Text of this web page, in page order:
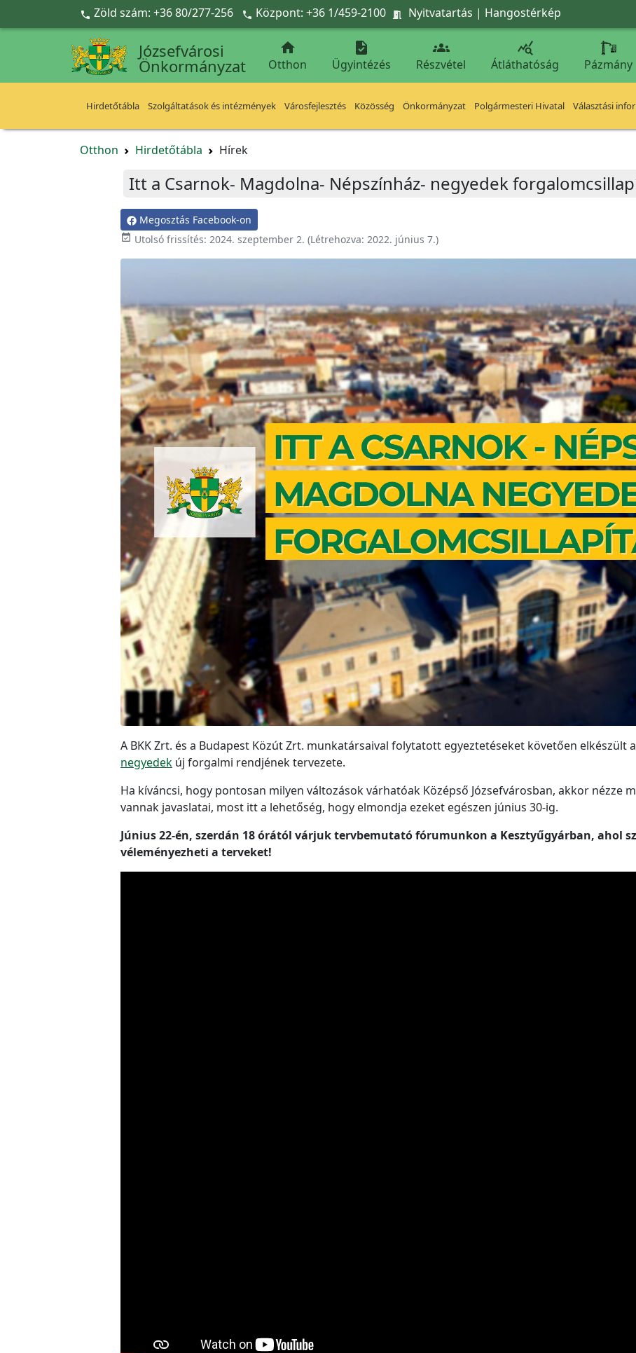
Ugrás a fő tartalomra
 Zöld szám: +36 80/277-256  Központ: +36 1/459-2100  Nyitvatartás | Hangostérkép
Józsefvárosi
Önkormányzat

Otthon

Ügyintézés

Részvétel

Átláthatóság Pázmány
Hirdetőtábla Szolgáltatások és intézmények Városfejlesztés Közösség Önkormányzat Polgármesteri Hivatal Választási
Otthon Hirdetőtábla Hírek
Itt a Csarnok- Magdolna- Népszínház- negyedek
Megosztás Facebook-on
 Utolsó frissítés: 2024. szeptember 2. (Létrehozva: 2022. június 7.)
A BKK Zrt. és a Budapest Közút Zrt. munkatársaival folytatott egyeztetéseket követően elkészült a
negyedek új forgalmi rendjének tervezete.
Ha kíváncsi, hogy pontosan milyen változások várhatóak Középső Józsefvárosban, akkor nézze
vannak javaslatai, most itt a lehetőség, hogy elmondja ezeket egészen június 30-ig.
Június 22-én, szerdán 18 órától várjuk tervbemutató fórumunkon a Kesztyűgyárban, ahol
véleményezheti a terveket!